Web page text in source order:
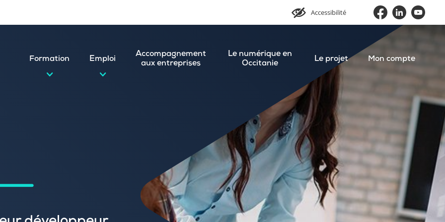
Accessibilité
Formation Emploi
et postuler en ligne
spontanée
Accompagnement
aux entreprises
Le numérique en
Occitanie
Le projet Mon compte